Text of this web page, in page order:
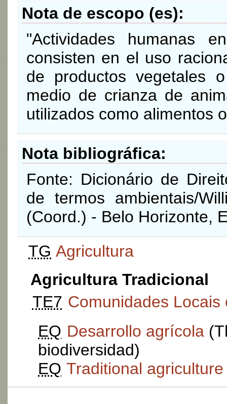
Nota de escopo (es)
"Actividades humanas
consisten en el uso
de productos vegetales
medio de crianza de
utilizados como alimentos
Nota bibliográfica
Fonte: Dicionário de
de termos ambientais/
(Coord.) - Belo Horizonte,
TG Agricultura
Agricultura Tradicional
TE7 Comunidades Locais
EQ Desarrollo agrícola
biodiversidad)
EQ Traditional agriculture